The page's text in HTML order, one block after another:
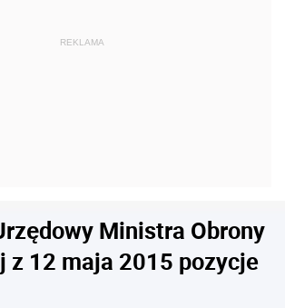
Ministra Obrony
z 12 maja 2015 pozycje